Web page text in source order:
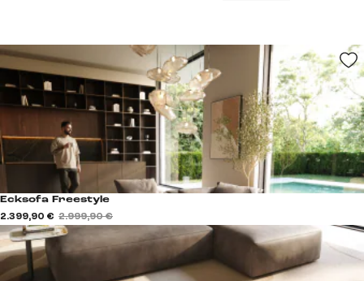
Ecksofa Freestyle
2.399,90 € 2.999,90 €